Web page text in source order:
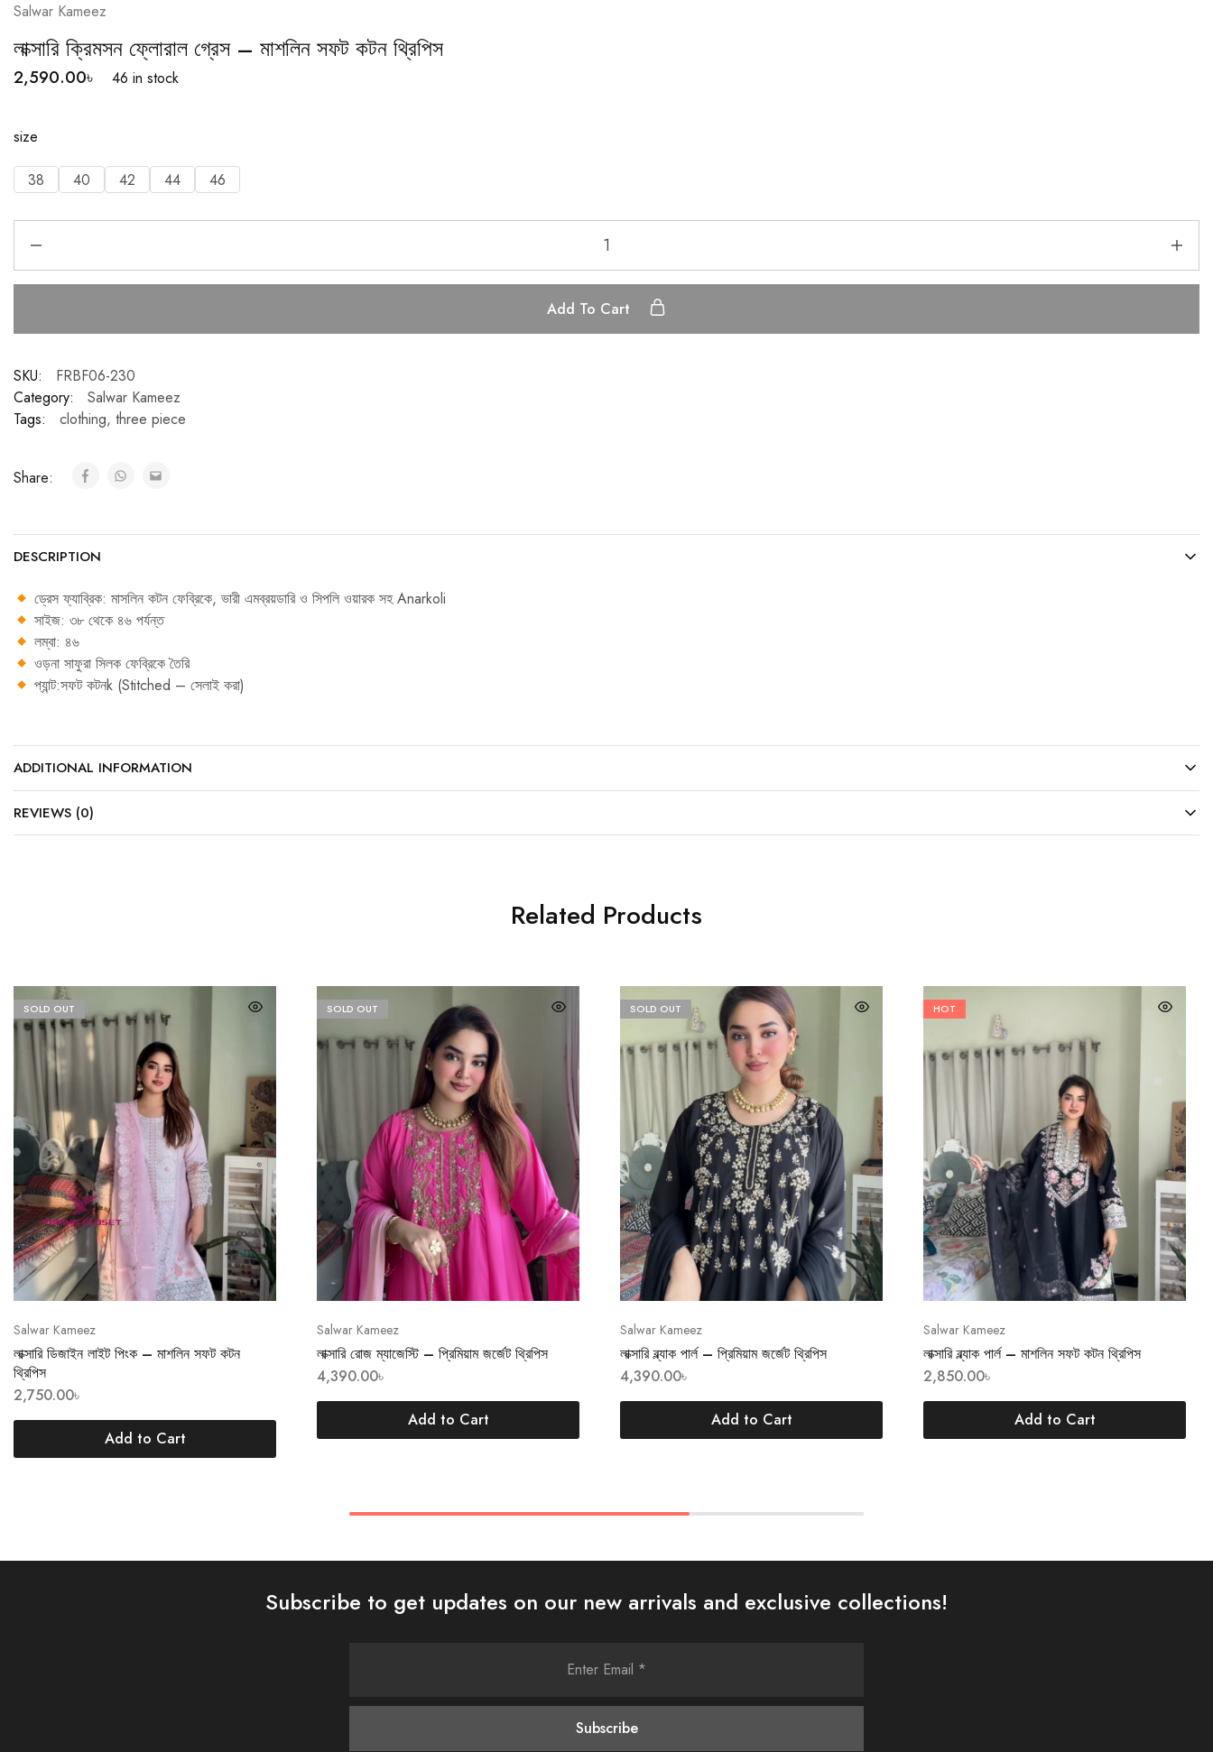
Salwar Kameez
লাক্সারি ক্রিমসন ফ্লোরাল গ্রেস – মাশলিন সফট কটন থ্রিপিস
2,590.00৳ 46 in stock
size
38 40 42 44 46
Add To Cart
SKU:
FRBF06-230
Category:
Salwar Kameez
Tags:
clothing, three piece
Share:
DESCRIPTION
ড্রেস ফ্যাব্রিক: মাসলিন কটন ফেব্রিকে, ভারী এমব্রয়ডারি ও সিপলি ওয়ারক সহ Anarkoli
সাইজ: ৩৮ থেকে ৪৬ পর্যন্ত
লম্বা: ৪৬
ওড়না সাফুরা সিলক ফেব্রিকে তৈরি
প্যান্ট:সফট কটনk (Stitched – সেলাই করা)
ADDITIONAL INFORMATION
REVIEWS (0)
Related Products
SOLD OUT
Salwar Kameez
লাক্সারি ডিজাইন লাইট পিংক – মাশলিন সফট কটন
থ্রিপিস
2,750.00৳
Add to Cart
SOLD OUT
Salwar Kameez
লাক্সারি রোজ ম্যাজেস্টি – প্রিমিয়াম জর্জেট থ্রিপিস
4,390.00৳
Add to Cart
SOLD OUT
Salwar Kameez
লাক্সারি ব্ল্যাক পার্ল – প্রিমিয়াম জর্জেট থ্রিপিস
4,390.00৳
Add to Cart
HOT
Salwar Kameez
লাক্সারি ব্ল্যাক পার্ল – মাশলিন সফট কটন থ্রিপিস
2,850.00৳
Add to Cart
Subscribe to get updates on our new arrivals and exclusive collections!